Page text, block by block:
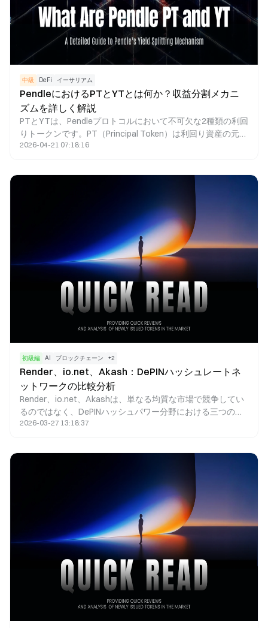
中級 DeFi イーサリアム
PendleにおけるPTとYTとは何か？収益分割メカニ
ズムを詳しく解説
PTとYTは、Pendleプロトコルにおいて不可欠な2種類の利回
りトークンです。PT（Principal Token）は利回り資産の元本
を表し、通常は割引価格で取引され、満期日に額面で償還さ
に利回り取引のマーケットプレイスを構築しました。これに
より、ユーザーは固定利回りの確保、利回り変動への投機、
および利回りリスクの管理が可能となります。
2026-04-21 07:18:16
初級編 AI ブロックチェーン +2
Render、io.net、Akash：DePINハッシュレートネ
ットワークの比較分析
Render、io.net、Akashは、単なる均質な市場で競争してい
るのではなく、DePINハッシュパワー分野における三つの異
なるアプローチを体現しています。それぞれが独自の技術路
タスクの提供に注力し、結果検証や強固なクリエイターエコ
システムの構築を重視しています。io.netはAIモデルのトレ
ーニングと推論に特化し、大規模なGPUオーケストレーショ
ンとコスト最適化を主な強みとしています。Akashは多用途
な分散型クラウドマーケットプレイスを確立し、競争入札メ
カニズムにより低コストのコンピューティングリソースを提
供しています。
2026-03-27 13:18:37